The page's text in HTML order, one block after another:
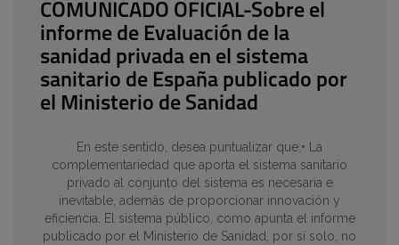
COMUNICADO OFICIAL-Sobre el
informe de Evaluación de la
sanidad privada en el sistema
sanitario de España publicado por
el Ministerio de Sanidad
En este sentido, desea puntualizar que:• La
complementariedad que aporta el sistema sanitario
privado al conjunto del sistema es necesaria e
inevitable, además de proporcionar innovación y
eficiencia. El sistema público, como apunta el informe
publicado por el Ministerio de Sanidad, por sí solo, no